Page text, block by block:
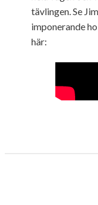
tävlingen. Se
imponerande
här: